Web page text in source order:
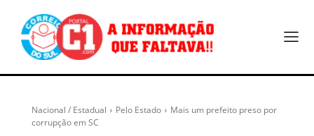
Nacional / Estadual Pelo Estado
Mais um prefeito preso por
corrupção em SC